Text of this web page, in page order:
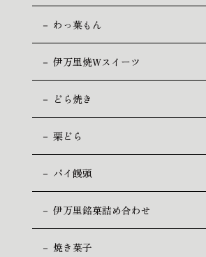
－ わっ菓もん
－ 伊万里焼Wスイーツ
－ どら焼き
－ 栗どら
－ パイ饅頭
－ 伊万里銘菓詰め合わせ
－ 焼き菓子